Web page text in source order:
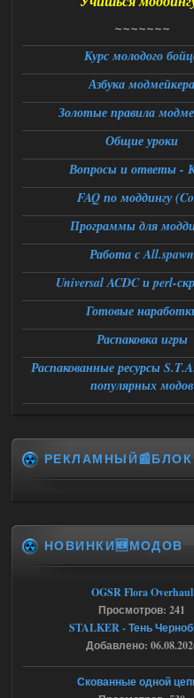
DEDULYA-1967
Доступно только для
06.08.2026
Universal Teleport v2.0
Stalker-Mods-Clan-su
Доступно только для
06.08.2026
Universal Teleport v2.0
DEDULYA-1967
Поставил на чистый
10006, сразу
вылет [error]Arguments :
Спавнер + Правки +
City Final
Доступно только для
Спавнер + Правки +
City Final
~~~~~~~
Курс молодого
Азбука модмейкера
Золотые правила
Общие уроки
Вопросы и ответы -
FAQ по моддингу
Программы для
Работа с All.spawn
Universal ACDC и perl-
Готовые
Распаковка игры
Распакованные ресурсы
популярных модов
РЕКЛАМНЫЙ📰БЛОК
НОВИНКИ🆕МОДОВ
OGSR Flora Overhaul
Просмотров: 241
STALKER - Тень
Добавлено:
Скованные одной